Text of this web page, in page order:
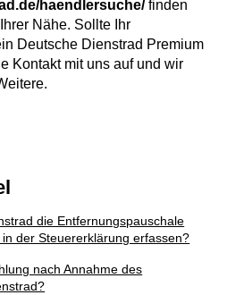
haendlersuche/finden
Nähe. Sollte Ihr
Deutsche Dienstrad Premium
Kontakt mit uns auf und wir
die Entfernungspauschale
der Steuererklärung erfassen?
nach Annahme des